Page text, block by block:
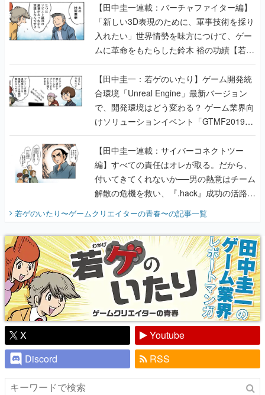
【田中圭一連載：バーチャファイター編】
「新しい3D表現のために、軍事技術を採り
入れたい」世界情勢を味方につけて、ゲー
ムに革命をもたらした鈴木 裕の功績【若ゲ
のいたり】
【田中圭一：若ゲのいたり】ゲーム開発統
合環境「Unreal Engine」最新バージョン
で、開発環境はどう変わる？ ゲーム業界向
けソリューションイベント「GTMF2019」
に行って、より理解を深めよう【PR】
【田中圭一連載：サイバーコネクトツー
編】すべての責任はオレが取る。だから、
付いてきてくれないか──男の熱意はチーム
解散の危機を救い、『.hack』成功の活路を
『少年ジャンプ』色だった【若ゲのいた
り】
若ゲのいたり〜ゲームクリエイターの青春〜の記事一覧
X
Youtube
Discord
RSS